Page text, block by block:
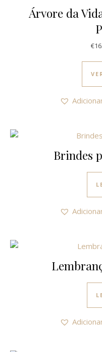
Árvore da
€
Brindes